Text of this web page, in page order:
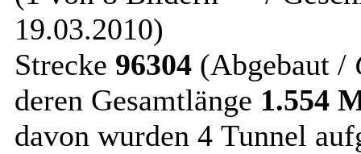
19.03.2010)
Strecke 96304 (Abgebaut /
deren Gesamtlänge 1.554
davon wurden 4 Tunnel